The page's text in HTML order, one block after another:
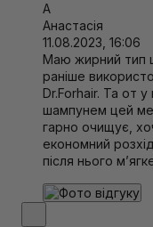
А
Анастасія
11.08.2023, 16:06
Маю жирний тип
раніше
Dr.Forhair. Та от у
шампунем цей
гарно очищує,
економний
після нього